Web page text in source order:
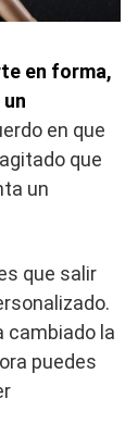
en forma,
en que
que
un
que salir
cambiado la
puedes